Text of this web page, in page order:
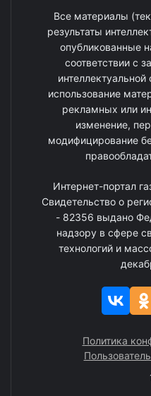
Все материалы
результаты
опубликованные
соответствии с
использование
рекламных или
изменение,
модифицирование
Интернет-портал
Свидетельство о
- 82356 выдано
надзору в сфере
технологий и
Политика